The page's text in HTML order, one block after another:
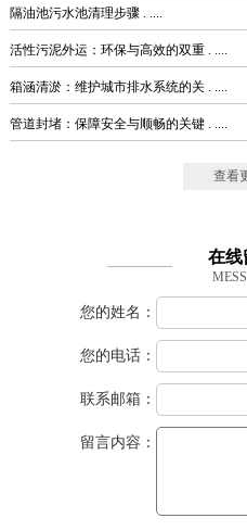
隔油池污水池清理步骤 . ....
活性污泥外运：环保与高效的双重 . ....
箱涵清淤：维护城市排水系统的关 . ....
管道封堵：保障安全与顺畅的关键 . ....
查看
在线
您的姓名：
您的电话：
联系邮箱：
留言内容：